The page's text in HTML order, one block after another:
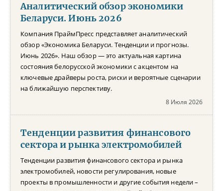
Аналитический обзор экономики
Беларуси. Июнь 2026
Компания ПраймПресс представляет аналитический
обзор «Экономика Беларуси. Тенденции и прогнозы.
Июнь 2026». Наш обзор — это актуальная картина
состояния белорусской экономики с акцентом на
ключевые драйверы роста, риски и вероятные сценарии
на ближайшую перспективу.
8 Июля 2026
Тенденции развития финансового
сектора и рынка электромобилей
Тенденции развития финансового сектора и рынка
электромобилей, новости регулирования, новые
проекты в промышленности и другие события недели –